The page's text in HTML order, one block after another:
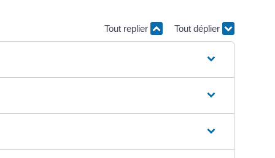
Tout replier Tout déplier